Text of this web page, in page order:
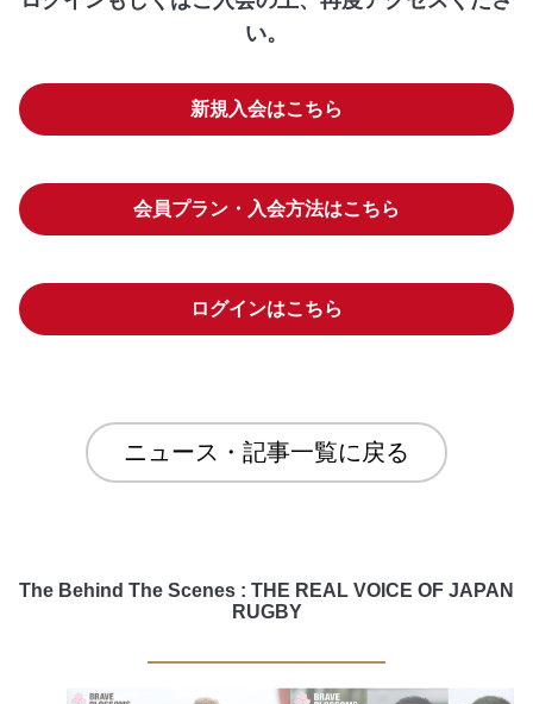
い。
新規入会はこちら
会員プラン・入会方法はこちら
ログインはこちら
ニュース・記事一覧に戻る
The Behind The Scenes : THE REAL VOICE OF JAPAN
RUGBY